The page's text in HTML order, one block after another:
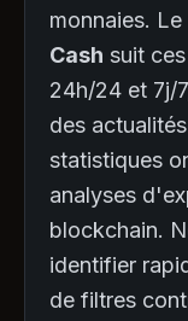
monnaies.
Cash suit
24h/24 et 7j/
des
statistiques
analyses
blockchain.
identifier
de filtres